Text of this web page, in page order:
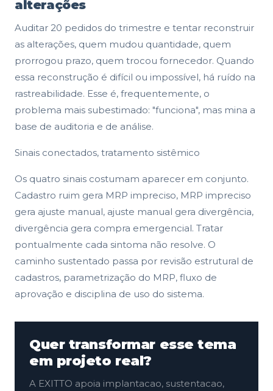
alterações
Auditar 20 pedidos do trimestre e tentar reconstruir
as alterações, quem mudou quantidade, quem
prorrogou prazo, quem trocou fornecedor. Quando
essa reconstrução é difícil ou impossível, há ruído na
rastreabilidade. Esse é, frequentemente, o
problema mais subestimado: "funciona", mas mina a
base de auditoria e de análise.
Sinais conectados, tratamento sistêmico
Os quatro sinais costumam aparecer em conjunto.
Cadastro ruim gera MRP impreciso, MRP impreciso
gera ajuste manual, ajuste manual gera divergência,
divergência gera compra emergencial. Tratar
pontualmente cada sintoma não resolve. O
caminho sustentado passa por revisão estrutural de
cadastros, parametrização do MRP, fluxo de
aprovação e disciplina de uso do sistema.
Quer transformar esse tema
em projeto real?
A EXITTO apoia implantacao, sustentacao,